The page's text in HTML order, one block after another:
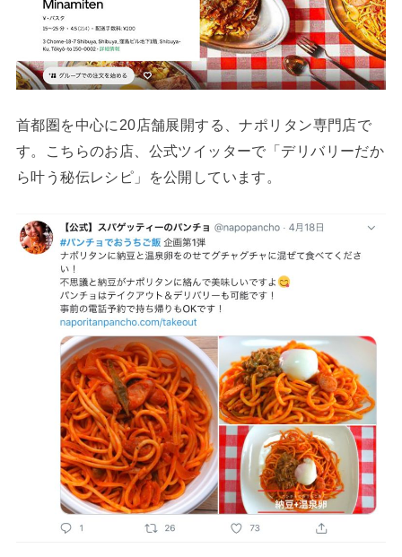
首都圏を中心に20店舗展開する、ナポリタン専門店で
す。こちらのお店、公式ツイッターで「デリバリーだか
ら叶う秘伝レシピ」を公開しています。